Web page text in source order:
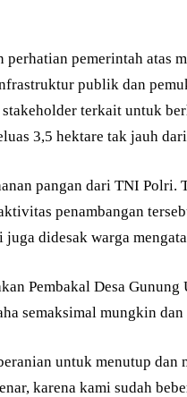
perhatian pemerintah atas
publik dan
terkait untuk
3,5 hektare tak jauh
pangan dari TNI Polri.
penambangan
didesak warga
Pembakal Desa
semaksimal mungkin dan
untuk menutup dan
karena kami sudah